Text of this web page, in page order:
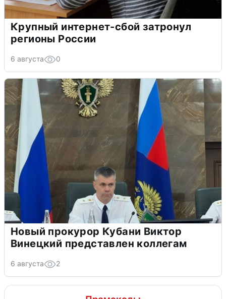
Крупный интернет-сбой затронул
регионы России
6 августа 0
Новый прокурор Кубани Виктор
Винецкий представлен коллегам
6 августа 2